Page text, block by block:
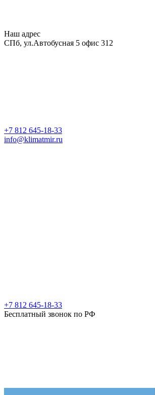
Наш адрес
СПб, ул.Автобусная 5 офис 312
+7 812 645-18-33
info@klimatmir.ru
+7 812 645-18-33
Бесплатный звонок по РФ